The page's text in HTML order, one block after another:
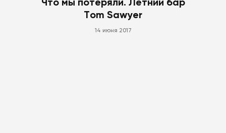
Что мы потеряли. Летний бар
Tom Sawyer
14 июня 2017